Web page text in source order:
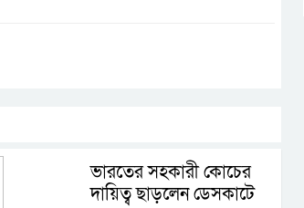
ভারতের সহকারী কোচের
দায়িত্ব ছাড়লেন ডেসকাটে